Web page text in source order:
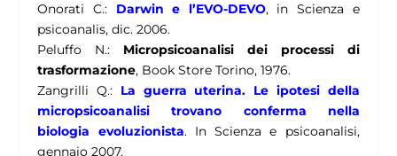
Onorati C.: Darwin e l’EVO-DEVO, in Scienza e
psicoanalis, dic. 2006.
Peluffo N.: Micropsicoanalisi dei processi di
trasformazione, Book Store Torino, 1976.
Zangrilli Q.: La guerra uterina. Le ipotesi della
micropsicoanalisi trovano conferma nella
biologia evoluzionista. In Scienza e psicoanalisi,
gennaio 2007.